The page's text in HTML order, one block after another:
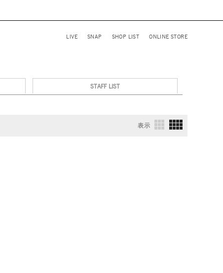
LIVE SNAP SHOP LIST ONLINE STORE
STAFF LIST
表示